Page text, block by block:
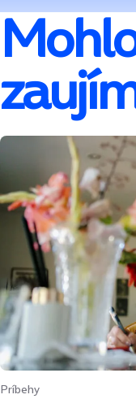
Príbehy